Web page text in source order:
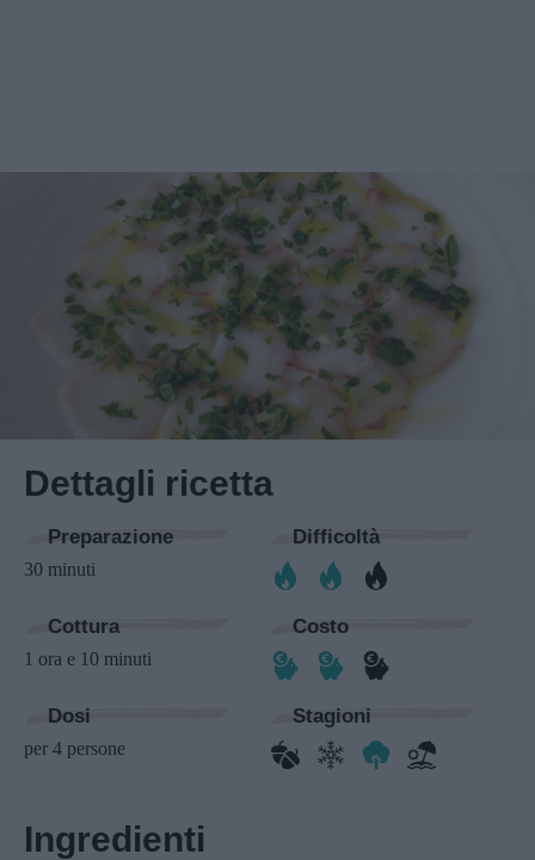
Dettagli ricetta
Preparazione
30 minuti
Difficoltà
Cottura
1 ora e 10 minuti
Costo
Dosi
per 4 persone
Stagioni
Ingredienti